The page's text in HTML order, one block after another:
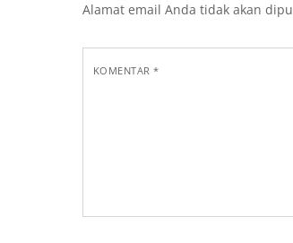
Alamat email Anda tidak akan
KOMENTAR*